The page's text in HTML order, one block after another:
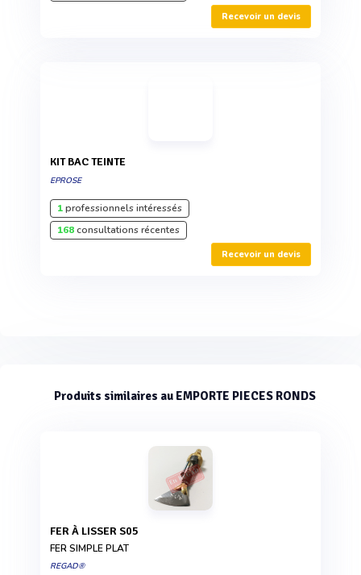
Recevoir un devis
KIT BAC TEINTE
EPROSE
1professionnels intéressés
168consultations récentes
Recevoir un devis
Produits similaires au EMPORTE PIECES RONDS
FER À LISSER S05
FER SIMPLE PLAT
REGAD®